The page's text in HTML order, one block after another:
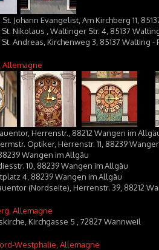
Johann Evangelist, Am Kirchberg 11,
Nikolaus , Waltinger Str. 4, 85137
Andreas, Kirchenweg 3, 85137 Walting -
Allemagne
Herrenstr., 88212 Wangen im
Optiker, Herrenstr. 11, 88239
Wangen im Allgäu
10, 88239 Wangen im Allgäu
4, 88239 Wangen im Allgäu
(Nordseite), Herrenstr. 39, 88212
Allemagne
Kirchgasse 5 , 72827 Wannweil
Westphalie, Allemagne